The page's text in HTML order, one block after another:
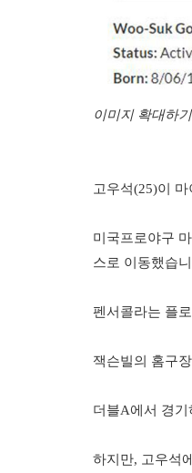
이미지 확대하기
고우석(25)이
미국프로야구
스로 이동했습
펜서콜라는 플
잭슨빌의 홈구
더블A에서 경
하지만, 고우석